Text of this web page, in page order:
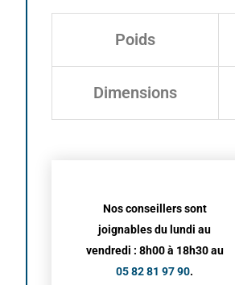
Poids
Dimensions
Nos conseillers sont
joignables du lundi au
vendredi : 8h00 à 18h30 au
05 82 81 97 90.